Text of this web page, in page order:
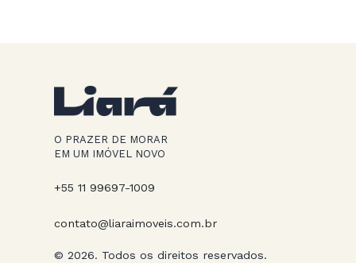
O PRAZER DE MORAR
EM UM IMÓVEL NOVO
+55 11 99697-1009
contato@liaraimoveis.com.br
© 2026. Todos os direitos reservados.